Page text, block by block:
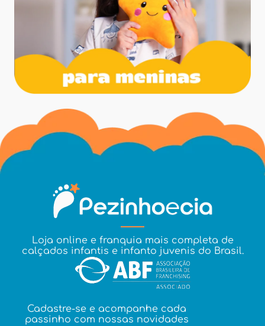
Loja online e franquia mais completa de
calçados infantis e infanto juvenis do Brasil.
Cadastre-se e acompanhe cada
passinho com nossas novidades